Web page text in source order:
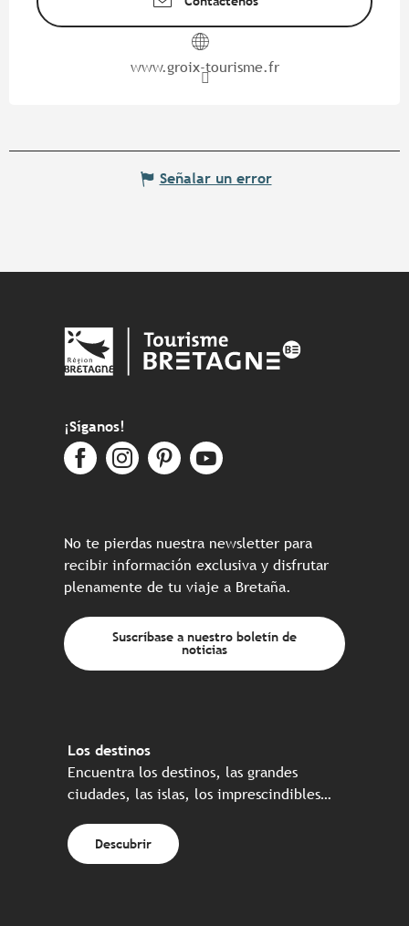
www.groix-tourisme.fr
Señalar un error
¡Síganos!
No te pierdas nuestra newsletter para
recibir información exclusiva y disfrutar
plenamente de tu viaje a Bretaña.
Suscríbase a nuestro boletín de
noticias
Los destinos
Encuentra los destinos, las grandes
ciudades, las islas, los imprescindibles…
Descubrir